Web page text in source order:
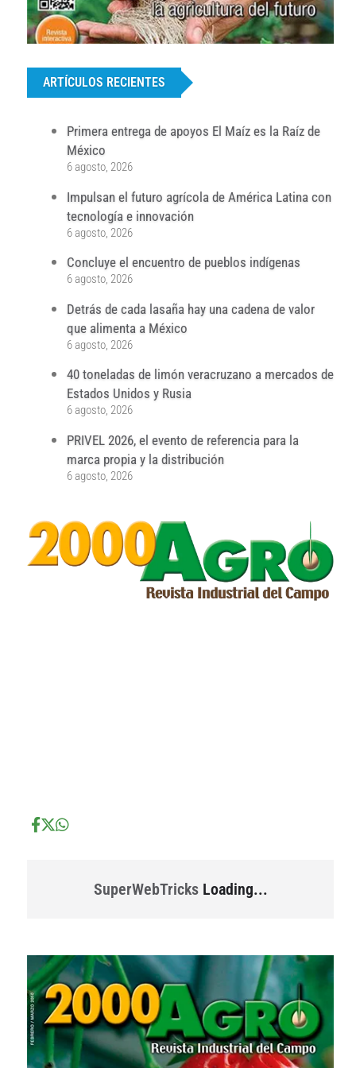
ARTÍCULOS RECIENTES
Primera entrega de apoyos El Maíz es la Raíz de
México
6 agosto, 2026
Impulsan el futuro agrícola de América Latina con
tecnología e innovación
6 agosto, 2026
Concluye el encuentro de pueblos indígenas
6 agosto, 2026
Detrás de cada lasaña hay una cadena de valor
que alimenta a México
6 agosto, 2026
40 toneladas de limón veracruzano a mercados de
Estados Unidos y Rusia
6 agosto, 2026
PRIVEL 2026, el evento de referencia para la
marca propia y la distribución
6 agosto, 2026
SuperWebTricksLoading...